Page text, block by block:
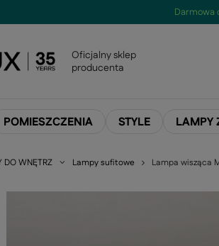
Darmowa
Oficjalny sklep
producenta
POMIESZCZENIA STYLE LAMPY
DO WNĘTRZ Lampy sufitowe Lampa wisząca